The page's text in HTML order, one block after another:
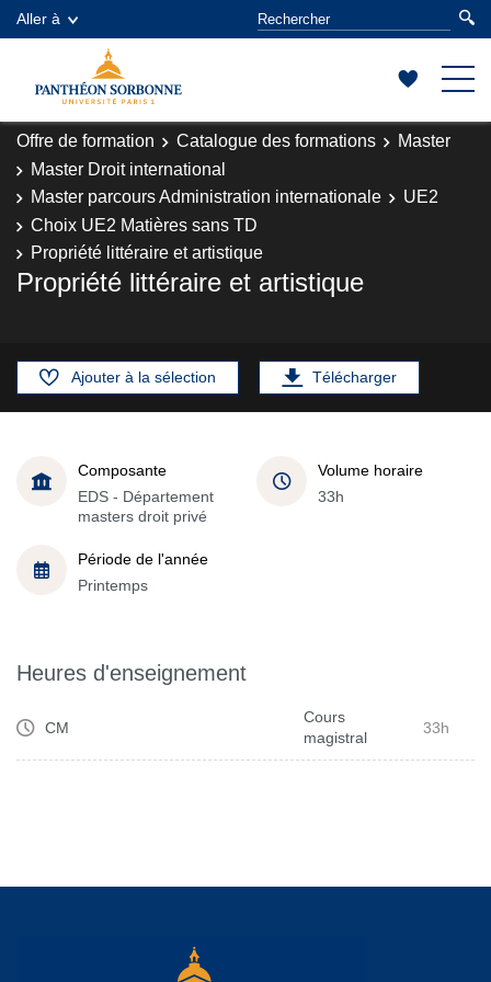
Aller à
Offre de formation Catalogue des formations
Master
Master Droit international
Master parcours Administration internationale
UE2
Choix UE2 Matières sans TD
Propriété littéraire et artistique
Propriété littéraire et artistique
Ajouter à la sélection Télécharger
Composante
EDS - Département
masters droit privé
Volume horaire
33h
Période de l'année
Printemps
Heures d'enseignement
CM
Cours
magistral
33h